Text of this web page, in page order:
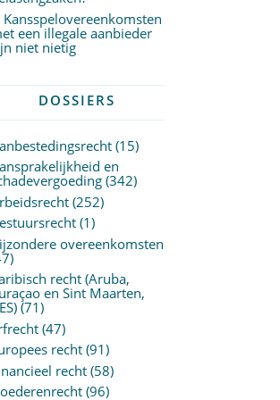
Kansspelovereenkomsten
een illegale aanbieder
niet nietig
DOSSIERS
(15)
en
(342)
(252)
(1)
overeenkomsten
recht (Aruba,
en Sint Maarten,
(71)
(47)
recht(91)
recht(58)
(96)